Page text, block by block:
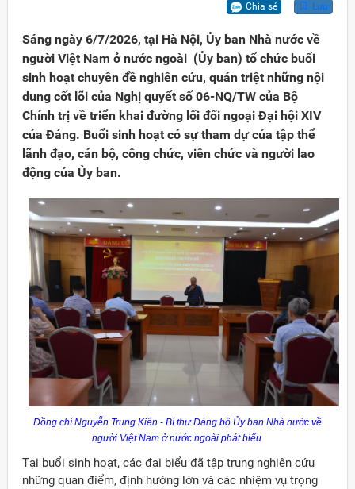
Chia sẻ Lưu
Sáng ngày 6/7/2026, tại Hà Nội, Ủy ban Nhà nước về
người Việt Nam ở nước ngoài (Ủy ban) tổ chức buổi
sinh hoạt chuyên đề nghiên cứu, quán triệt những nội
dung cốt lõi của Nghị quyết số 06-NQ/TW của Bộ
Chính trị về triển khai đường lối đối ngoại Đại hội XIV
của Đảng. Buổi sinh hoạt có sự tham dự của tập thể
lãnh đạo, cán bộ, công chức, viên chức và người lao
động của Ủy ban.
Đồng chí Nguyễn Trung Kiên - Bí thư Đảng bộ Ủy ban Nhà nước về
người Việt Nam ở nước ngoài phát biểu
Tại buổi sinh hoạt, các đại biểu đã tập trung nghiên cứu
những quan điểm, định hướng lớn và các nhiệm vụ trọng